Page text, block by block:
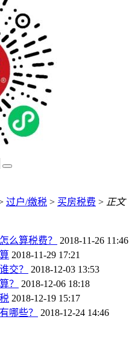
过户/缴税 > 买房税费 > 正文
么算税费？
2018-11-26 11:46
2018-11-29 17:21
交？
2018-12-03 13:53
？
2018-12-06 18:18
2018-12-19 15:17
哪些？
2018-12-24 14:46